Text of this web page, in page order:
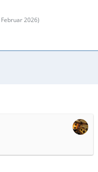
2026)